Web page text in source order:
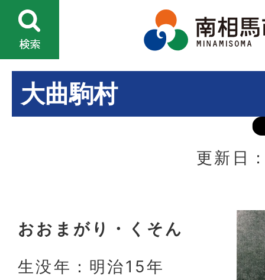
大曲駒村
更新日
おおまがり・くそん
生没年：明治15年